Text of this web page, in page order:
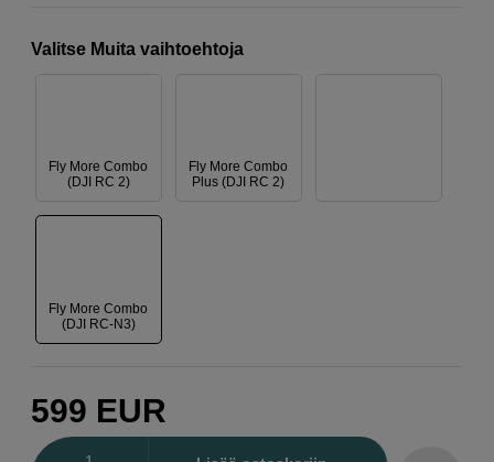
Valitse Muita vaihtoehtoja
Fly More Combo
(DJI RC 2)
Fly More Combo
Plus (DJI RC 2)
Fly More Combo
(DJI RC-N3)
599 EUR